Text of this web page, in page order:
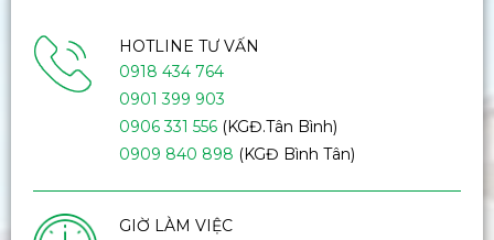
HOTLINE TƯ VẤN
0918 434 764
0901 399 903
0906 331 556(KGĐ.Tân Bình)
0909 840 898 (KGĐ Bình Tân)
GIỜ LÀM VIỆC